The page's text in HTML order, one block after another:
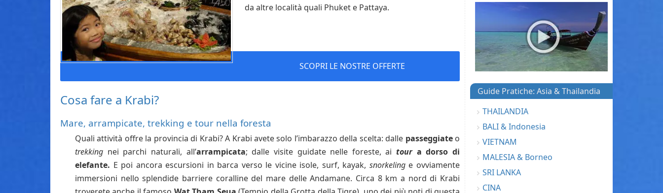
da altre località quali Phuket e Pattaya.
SCOPRI LE NOSTRE OFFERTE
Cosa fare a Krabi?
Mare, arrampicate, trekking e tour nella foresta
Quali attività offre la provincia di Krabi? A Krabi avete solo l’imbarazzo della scelta: dalle passeggiateo
trekking nei parchi naturali, all’arrampicata; dalle visite guidate nelle foreste, aitoura dorso di
elefante. E poi ancora escursioni in barca verso le vicine isole, surf, kayak, snorkelinge ovviamente
immersioni nello splendide barriere coralline del mare delle Andamane. Circa 8 km a nord di Krabi
Guide Pratiche: Asia & Thailandia
THAILANDIA
BALI & Indonesia
VIETNAM
MALESIA & Borneo
SRI LANKA
CINA